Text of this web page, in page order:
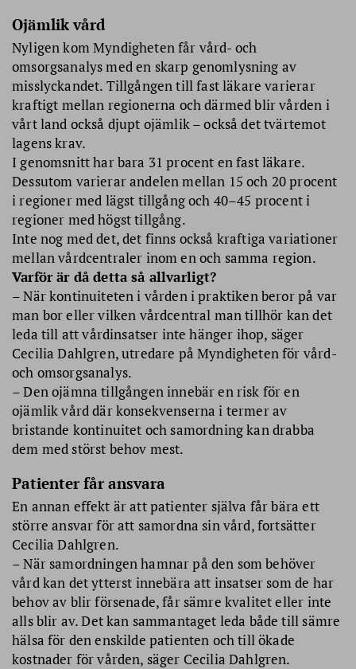
Ojämlik vård
Nyligen kom Myndigheten får vård- och
omsorgsanalys med en skarp genomlysning av
misslyckandet. Tillgången till fast läkare varierar
kraftigt mellan regionerna och därmed blir vården i
vårt land också djupt ojämlik – också det tvärtemot
lagens krav.
I genomsnitt har bara 31 procent en fast läkare.
Dessutom varierar andelen mellan 15 och 20 procent
i regioner med lägst tillgång och 40–45 procent i
regioner med högst tillgång.
Inte nog med det, det finns också kraftiga variationer
mellan vårdcentraler inom en och samma region.
Varför är då detta så allvarligt?
– När kontinuiteten i vården i praktiken beror på var
man bor eller vilken vårdcentral man tillhör kan det
leda till att vårdinsatser inte hänger ihop, säger
Cecilia Dahlgren, utredare på Myndigheten för vård-
och omsorgsanalys.
– Den ojämna tillgången innebär en risk för en
ojämlik vård där konsekvenserna i termer av
bristande kontinuitet och samordning kan drabba
dem med störst behov mest.
Patienter får ansvara
En annan effekt är att patienter själva får bära ett
större ansvar för att samordna sin vård, fortsätter
Cecilia Dahlgren.
– När samordningen hamnar på den som behöver
vård kan det ytterst innebära att insatser som de har
behov av blir försenade, får sämre kvalitet eller inte
alls blir av. Det kan sammantaget leda både till sämre
hälsa för den enskilde patienten och till ökade
kostnader för vården, säger Cecilia Dahlgren.